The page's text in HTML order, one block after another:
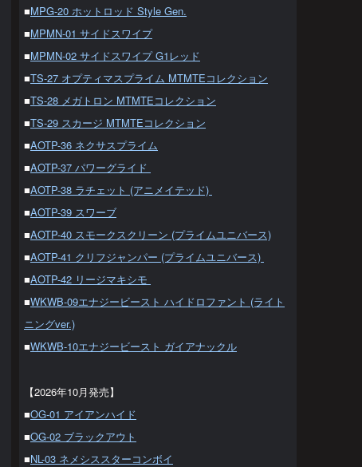
■MPG-20 ホットロッド Style Gen.
■MPMN-01 サイドスワイプ
■MPMN-02 サイドスワイプ G1レッド
■TS-27 オプティマスプライム MTMTEコレクション
■TS-28 メガトロン MTMTEコレクション
■TS-29 スカージ MTMTEコレクション
■AOTP-36 ネクサスプライム
■AOTP-37 パワーグライド
■AOTP-38 ラチェット (アニメイテッド)
■AOTP-39 スワーブ
■AOTP-40 スモークスクリーン (プライムユニバース)
■AOTP-41 クリフジャンパー (プライムユニバース)
■AOTP-42 リージマキシモ
■WKWB-09エナジービースト ハイドロファント (ライト
ニングver.)
■WKWB-10エナジービースト ガイアナックル
【2026年10月発売】
■OG-01 アイアンハイド
■OG-02 ブラックアウト
■NL-03 ネメシススターコンボイ